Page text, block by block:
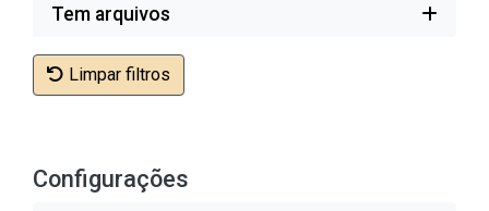
Tem arquivos
Limpar filtros
Configurações